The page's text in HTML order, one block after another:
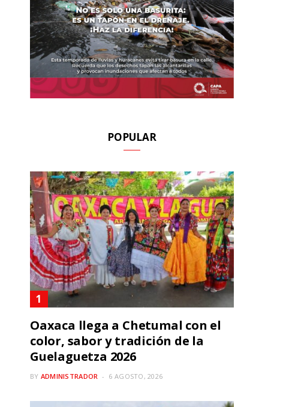
POPULAR
Oaxaca llega a Chetumal con el
color, sabor y tradición de la
Guelaguetza 2026
BY ADMINISTRADOR 6 AGOSTO, 2026